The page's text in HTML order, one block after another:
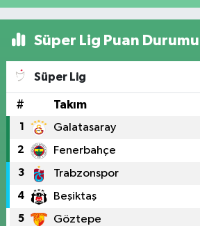
Süper Lig Puan Durumu
Süper Lig
# Takım
1 Galatasaray
2 Fenerbahçe
3 Trabzonspor
4 Beşiktaş
5 Göztepe